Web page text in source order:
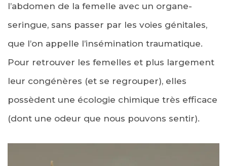
l’abdomen de la femelle avec un organe-
seringue, sans passer par les voies génitales,
que l’on appelle l’insémination traumatique.
Pour retrouver les femelles et plus largement
leur congénères (et se regrouper), elles
possèdent une écologie chimique très efficace
(dont une odeur que nous pouvons sentir).